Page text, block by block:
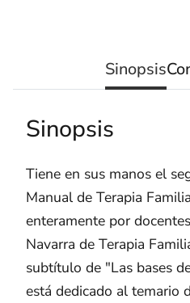
Sinopsis
Sinopsis
Tiene en sus manos el
Manual de Terapia
enteramente por
Navarra de Terapia
subtítulo de "Las bases
está dedicado al temario